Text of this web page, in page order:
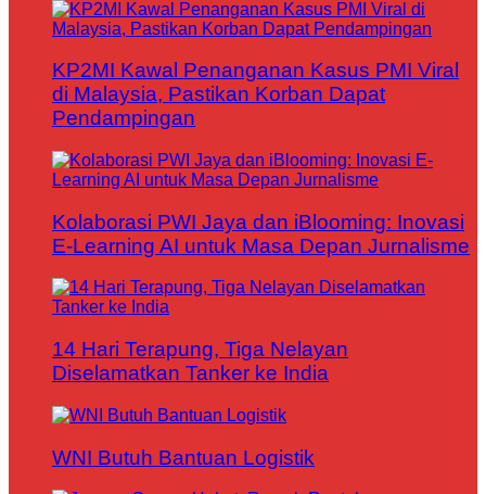
KP2MI Kawal Penanganan Kasus PMI Viral
di Malaysia, Pastikan Korban Dapat
Pendampingan
Kolaborasi PWI Jaya dan iBlooming: Inovasi
E-Learning AI untuk Masa Depan Jurnalisme
14 Hari Terapung, Tiga Nelayan
Diselamatkan Tanker ke India
WNI Butuh Bantuan Logistik